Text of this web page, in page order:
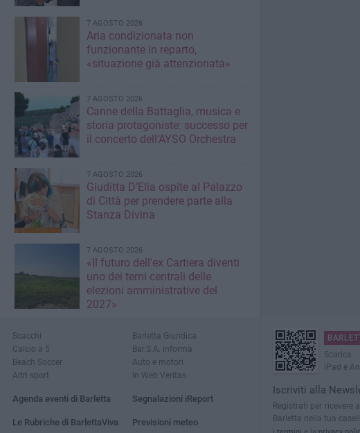
7 AGOSTO 2026
Aria condizionata non
funzionante in reparto,
«situazione già attenzionata»
7 AGOSTO 2026
Canne della Battaglia, musica e
storia protagoniste: successo per
il concerto dell’AYSO Orchestra
7 AGOSTO 2026
Giuditta D’Elia ospite al Palazzo
di Città per prendere parte alla
Stanza Divina
7 AGOSTO 2026
«Il futuro dell'ex Cartiera diventi
uno dei temi centrali delle
elezioni amministrative del
2027»
Scacchi
Calcio a 5
Beach Soccer
Altri sport
Agenda eventi di Barletta
Le Rubriche di BarlettaViva
Barletta Giuridica
Bar.S.A. informa
Auto e motori
In Web Veritas
Segnalazioni iReport
Previsioni meteo
Scarica
iPad e
Iscriviti alla
Registrati per ricevere
Barletta nella tua